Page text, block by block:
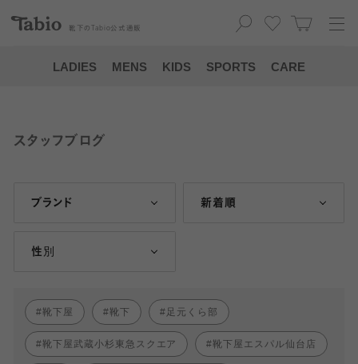
靴下の Tabio 公式通販
LADIES MENS KIDS SPORTS CARE
スタッフブログ
ブランド 新着順
性別
靴下屋 靴下 足元くら部
靴下屋武蔵小杉東急スクエア 靴下屋エスパル仙台店